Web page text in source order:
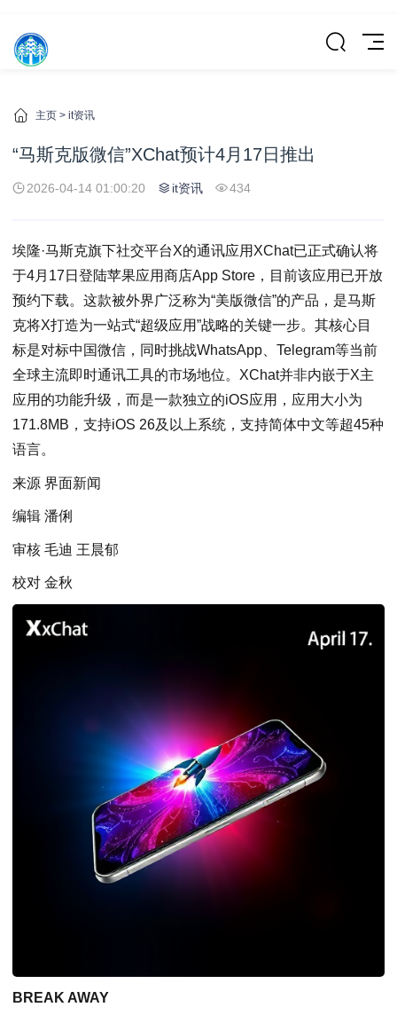
主页 > it资讯
“马斯克版微信”XChat预计4月17日推出
2026-04-14 01:00:20 it资讯 434
埃隆·马斯克旗下社交平台X的通讯应用XChat已正式确认将
于4月17日登陆苹果应用商店App Store，目前该应用已开放
预约下载。这款被外界广泛称为“美版微信”的产品，是马斯
克将X打造为一站式“超级应用”战略的关键一步。其核心目
标是对标中国微信，同时挑战WhatsApp、Telegram等当前
全球主流即时通讯工具的市场地位。XChat并非内嵌于X主
应用的功能升级，而是一款独立的iOS应用，应用大小为
171.8MB，支持iOS 26及以上系统，支持简体中文等超45种
语言。
来源 界面新闻
编辑 潘俐
审核 毛迪 王晨郁
校对 金秋
BREAK AWAY